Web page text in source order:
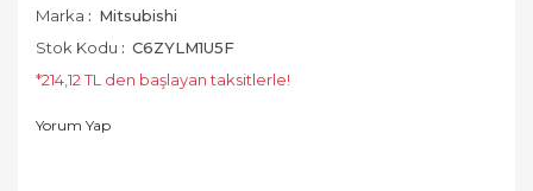
Marka
Mitsubishi
Stok Kodu
C6ZYLM1U5F
*214,12 TL den başlayan taksitlerle!
Yorum Yap